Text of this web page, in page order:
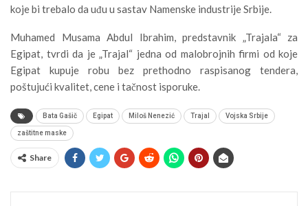
koje bi trebalo da uđu u sastav Namenske industrije Srbije.
Muhamed Musama Abdul Ibrahim, predstavnik „Trajala“ za
Egipat, tvrdi da je „Trajal“ jedna od malobrojnih firmi od koje
Egipat kupuje robu bez prethodno raspisanog tendera,
poštujući kvalitet, cene i tačnost isporuke.
Bata Gašič Egipat Miloš Nenezić Trajal Vojska Srbije
zaštitne maske
Share